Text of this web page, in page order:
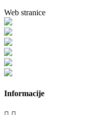
Web stranice
Informacije